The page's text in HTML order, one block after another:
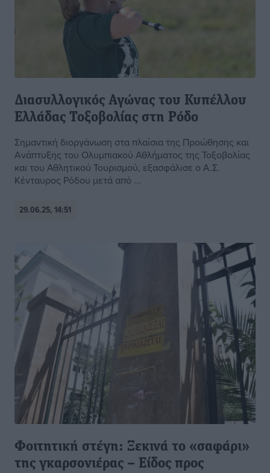
Διασυλλογικός Αγώνας του Κυπέλλου
Ελλάδας Τοξοβολίας στη Ρόδο
Σημαντική διοργάνωση στα πλαίσια της Προώθησης και
Ανάπτυξης του Ολυμπιακού Αθλήματος της Τοξοβολίας
και του Αθλητικού Τουρισμού, εξασφάλισε ο Α.Σ.
Κένταυρος Ρόδου μετά από ...
29.06.25, 14:51
Φοιτητική στέγη: Ξεκινά το «σαφάρι»
της γκαρσονιέρας – Eίδος προς